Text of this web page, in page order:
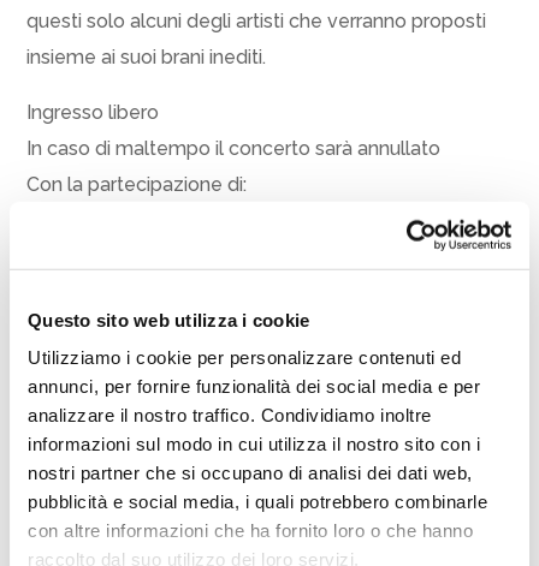
Questo sito web utilizza i cookie
Utilizziamo i cookie per personalizzare contenuti ed
annunci, per fornire funzionalità dei social media e per
analizzare il nostro traffico. Condividiamo inoltre
informazioni sul modo in cui utilizza il nostro sito con i
nostri partner che si occupano di analisi dei dati web,
pubblicità e social media, i quali potrebbero combinarle
con altre informazioni che ha fornito loro o che hanno
raccolto dal suo utilizzo dei loro servizi.
questi solo alcuni degli artisti che verranno proposti
insieme ai suoi brani inediti.
Ingresso libero
In caso di maltempo il concerto sarà annullato
Con la partecipazione di:
Cooperativa Stabilimenti Balneari di Cesenatico e
Consulta Comunale del Volontariato di Cesenatico
Condividi
Facebook
TwitterEmailWhatsApp
LinkedInCondividi